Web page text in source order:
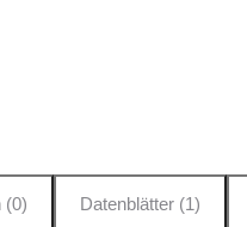
(0) Datenblätter (1)